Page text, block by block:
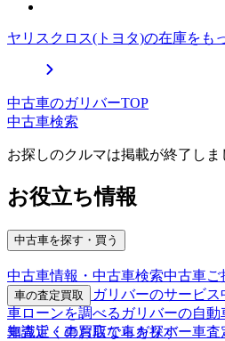
ヤリスクロス(トヨタ)の在庫をも
中古車のガリバーTOP
中古車検索
お探しのクルマは掲載が終了しま
お役立ち情報
中古車を探す・買う
中古車情報・中古車検索中古車ご
車購入ガイド
ガリバーのサービス
車ローンを調べる ガリバーの自動
知識近くのお店で車を探す
車の査定買取
車査定・車買取ならガリバー車査